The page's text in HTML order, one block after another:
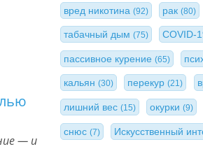
— и
вред никотина (92) рак(80)
табачный дым (75) COVID-
пассивное курение (65)
кальян (30) перекур(21)
лишний вес (15) окурки(9)
снюс (7) Искусственный